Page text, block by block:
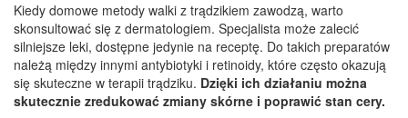
Kiedy domowe metody walki z trądzikiem zawodzą, warto
skonsultować się z dermatologiem. Specjalista może zalecić
silniejsze leki, dostępne jedynie na receptę. Do takich preparatów
należą między innymi antybiotyki i retinoidy, które często okazują
się skuteczne w terapii trądziku. Dzięki ich działaniu można
skutecznie zredukować zmiany skórne i poprawić stan cery.